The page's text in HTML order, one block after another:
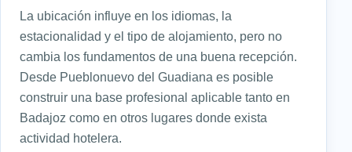
La ubicación influye en los idiomas, la
estacionalidad y el tipo de alojamiento, pero no
cambia los fundamentos de una buena recepción.
Desde Pueblonuevo del Guadiana es posible
construir una base profesional aplicable tanto en
Badajoz como en otros lugares donde exista
actividad hotelera.